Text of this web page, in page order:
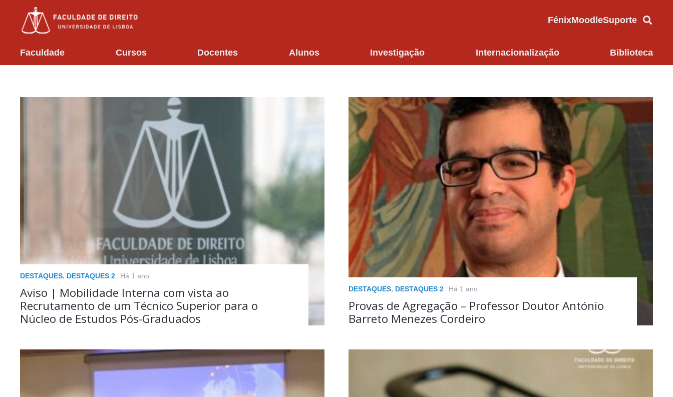
FénixMoodleSuporte
Faculdade Cursos Docentes Alunos Investigação Internacionalização Biblioteca
DESTAQUES, DESTAQUES 2 Há 1 ano
Aviso | Mobilidade Interna com vista ao
Recrutamento de um Técnico Superior para o
Núcleo de Estudos Pós-Graduados
DESTAQUES, DESTAQUES 2 Há 1 ano
Provas de Agregação – Professor Doutor António
Barreto Menezes Cordeiro